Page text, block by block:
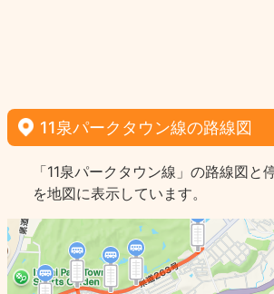
11泉パークタウン線の路線図
「11泉パークタウン線」の路線図と
を地図に表示しています。